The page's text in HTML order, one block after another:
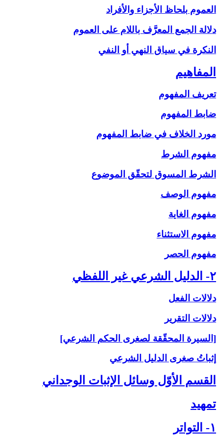
العموم بلحاظ الأجزاء والأفراد
دلالة الجمع المعرَّف باللام على‏ العموم
النكرة في سياق النهي أو النفي
المفاهيم‏
تعريف المفهوم
ضابط المفهوم
مورد الخلاف في ضابط المفهوم
مفهوم الشرط
الشرط المسوق لتحقّق الموضوع
مفهوم الوصف
مفهوم الغاية
مفهوم الاستثناء
مفهوم الحصر
۲- الدليل الشرعي غير اللفظي
دلالات الفعل
دلالات التقرير
[السيرة المحقّقة لصغرى الحكم الشرعي]
إثباتُ‏ صغرى‏ الدليل الشرعي‏
القسم الأوّل وسائل الإثبات الوجداني
تمهيد
۱- التواتر